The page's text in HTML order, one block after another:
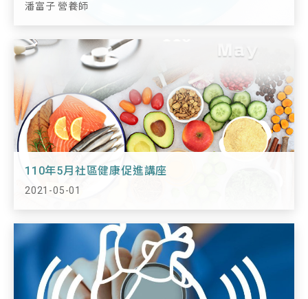
潘富子 營養師
110年5月社區健康促進講座
2021-05-01